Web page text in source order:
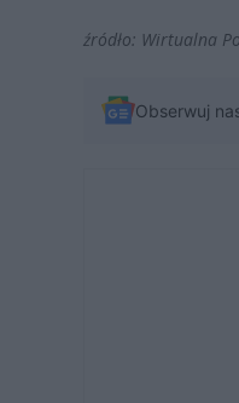
źródło: Wirtualna
Obserwuj